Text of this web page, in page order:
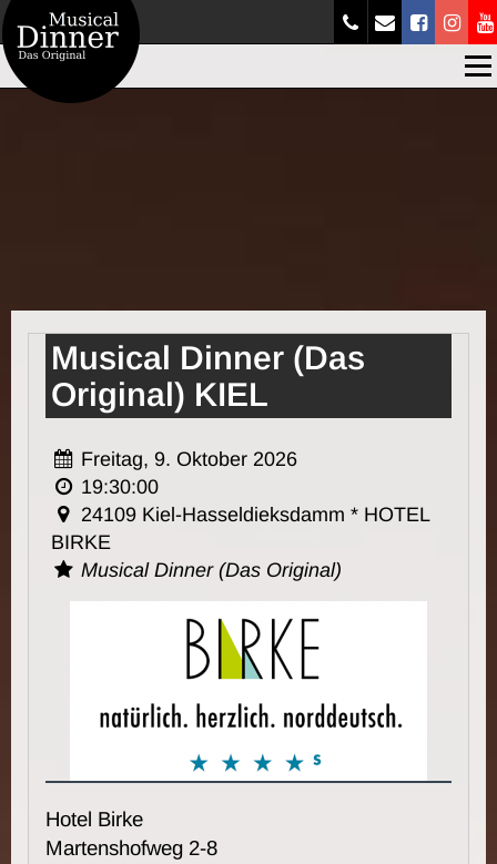
Musical Dinner (Das
Original) KIEL
Freitag, 9. Oktober 2026
19:30:00
24109 Kiel-Hasseldieksdamm * HOTEL
BIRKE
Musical Dinner (Das Original)
Hotel Birke
Martenshofweg 2-8